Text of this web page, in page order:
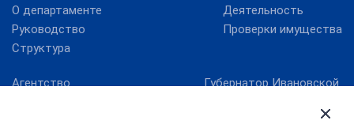
О департаменте
Руководство
Структура
Деятельность
Проверки имущества
Агентство
Губернатор Ивановской
Ивановская областная